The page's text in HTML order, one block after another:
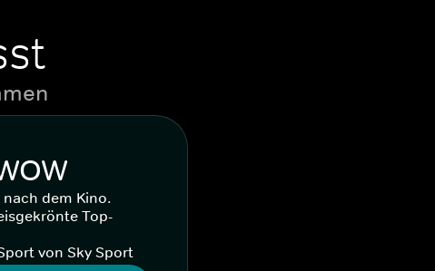
dem Kino.
Top-
von Sky Sport